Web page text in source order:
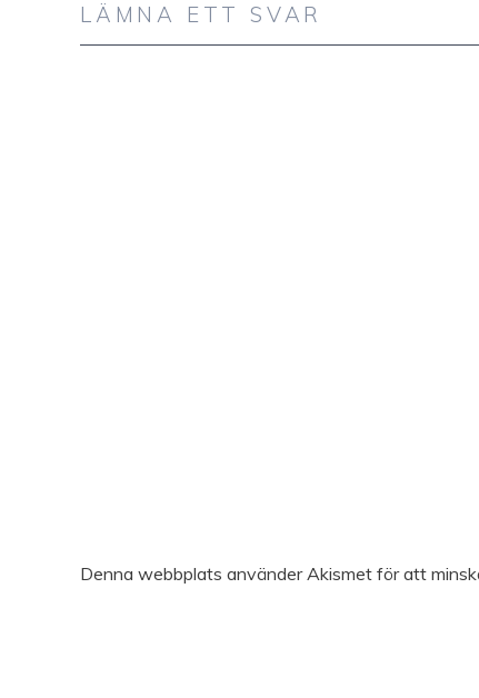
LÄMNA ETT SVAR
Denna webbplats använder Akismet för att